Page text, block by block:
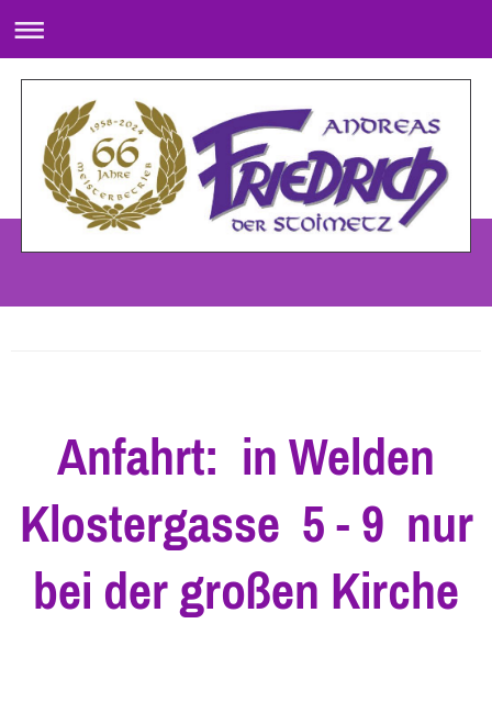
Anfahrt: in Welden
Klostergasse 5 - 9 nur
bei der großen Kirche